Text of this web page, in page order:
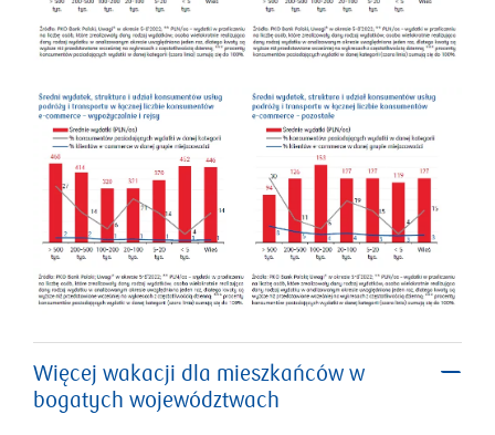
Więcej wakacji dla mieszkańców w
bogatych województwach